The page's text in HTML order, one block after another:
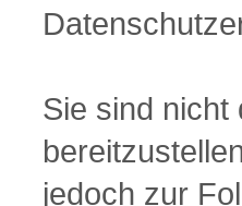
Sie sind nicht
jedoch zur